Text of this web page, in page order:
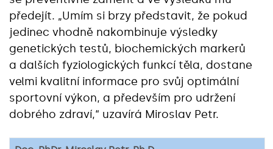
předejít. „Umím si brzy představit, že pokud
jedinec vhodně nakombinuje výsledky
genetických testů, biochemických markerů
a dalších fyziologických funkcí těla, dostane
velmi kvalitní informace pro svůj optimální
sportovní výkon, a především pro udržení
dobrého zdraví,“ uzavírá Miroslav Petr.